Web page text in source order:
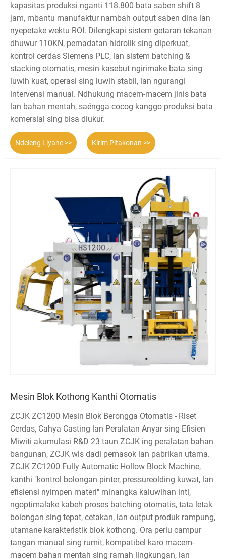
kapasitas produksi nganti 118.800 bata saben shift 8
jam, mbantu manufaktur nambah output saben dina lan
nyepetake wektu ROI. Dilengkapi sistem getaran tekanan
dhuwur 110KN, pemadatan hidrolik sing diperkuat,
kontrol cerdas Siemens PLC, lan sistem batching &
stacking otomatis, mesin kasebut ngirimake bata sing
luwih kuat, operasi sing luwih stabil, lan ngurangi
intervensi manual. Ndhukung macem-macem jinis bata
lan bahan mentah, saéngga cocog kanggo produksi bata
komersial sing bisa diukur.
Ndeleng Liyane >> Kirim Pitakonan >>
Mesin Blok Kothong Kanthi Otomatis
ZCJK ZC1200 Mesin Blok Berongga Otomatis - Riset
Cerdas, Cahya Casting lan Peralatan Anyar sing Efisien
Miwiti akumulasi R&D 23 taun ZCJK ing peralatan bahan
bangunan, ZCJK wis dadi pemasok lan pabrikan utama.
ZCJK ZC1200 Fully Automatic Hollow Block Machine,
kanthi "kontrol bolongan pinter, pressureolding kuwat, lan
efisiensi nyimpen materi" minangka kaluwihan inti,
ngoptimalake kabeh proses batching otomatis, tata letak
bolongan sing tepat, cetakan, lan output produk rampung,
utamane karakteristik blok kothong. Ora perlu campur
tangan manual sing rumit, kompatibel karo macem-
macem bahan mentah sing ramah lingkungan, lan